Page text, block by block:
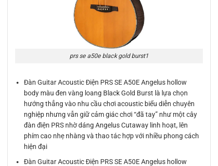
prs se a50e black gold burst1
Đàn Guitar Acoustic Điện PRS SE A50E Angelus hollow
body màu đen vàng loang Black Gold Burst là lựa chọn
hướng thẳng vào nhu cầu chơi acoustic biểu diễn chuyên
nghiệp nhưng vẫn giữ cảm giác chơi “đã tay” như một cây
đàn điện PRS nhờ dáng Angelus Cutaway linh hoạt, lên
phím cao nhẹ nhàng và thao tác hợp với nhiều phong cách
hiện đại
Đàn Guitar Acoustic Điện PRS SE A50E Angelus hollow